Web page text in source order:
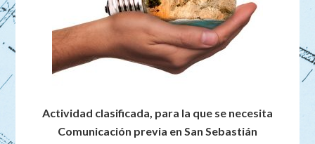
Actividad clasificada, para la que se necesita
Comunicación previa en San Sebastián